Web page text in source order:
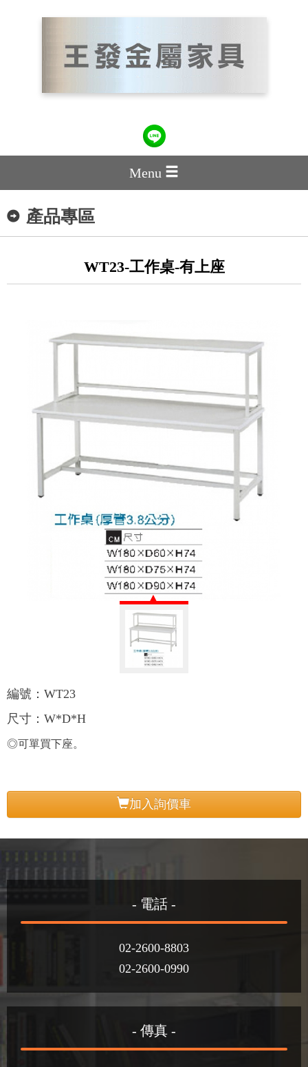
Menu
產品專區
WT23-工作桌-有上座
編號：WT23
尺寸：W*D*H
◎可單買下座。
加入詢價車
- 電話 -
02-2600-8803
02-2600-0990
- 傳真 -